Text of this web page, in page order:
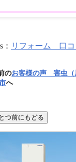
： リフォーム 口コ
のお客様の声 害虫（
へ